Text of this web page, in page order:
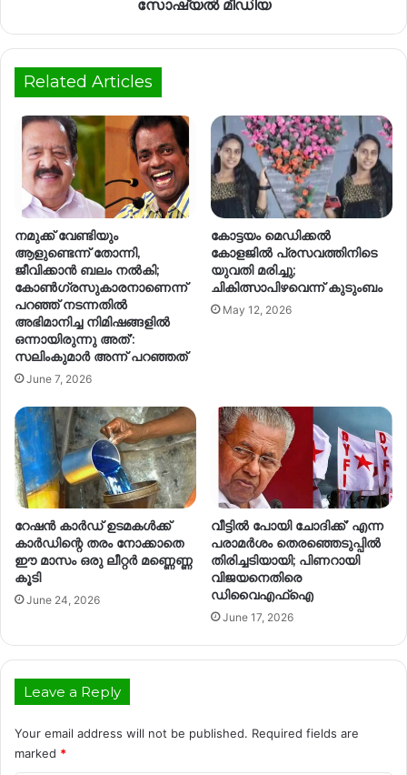
സോഷ്യൽ മീഡിയ
Related Articles
നമുക്ക് വേണ്ടിയും
ആളുണ്ടെന്ന് തോന്നി,
ജീവിക്കാൻ ബലം നൽകി;
കോൺ​ഗ്രസുകാരനാണെന്ന്
പറഞ്ഞ് നടന്നതിൽ
അഭിമാനിച്ച നിമിഷങ്ങളിൽ
ഒന്നായിരുന്നു അത്’:
സലിംകുമാര്‍ അന്ന് പറഞ്ഞത്
June 7, 2026
കോട്ടയം മെഡിക്കല്‍
കോളജില്‍ പ്രസവത്തിനിടെ
യുവതി മരിച്ചു;
ചികിത്സാപിഴവെന്ന് കുടുംബം
May 12, 2026
റേഷൻ കാർഡ് ഉടമകൾക്ക്
കാർഡിന്റെ തരം നോക്കാതെ
ഈ മാസം ഒരു ലീറ്റർ മണ്ണെണ്ണ
കൂടി
June 24, 2026
വീട്ടിൽ പോയി ചോദിക്ക്’ എന്ന
പരാമർശം തെരഞ്ഞെടുപ്പിൽ
തിരിച്ചടിയായി; പിണറായി
വിജയനെതിരെ
ഡിവൈഎഫ്ഐ
June 17, 2026
Leave a Reply
Your email address will not be published. Required fields are
marked *